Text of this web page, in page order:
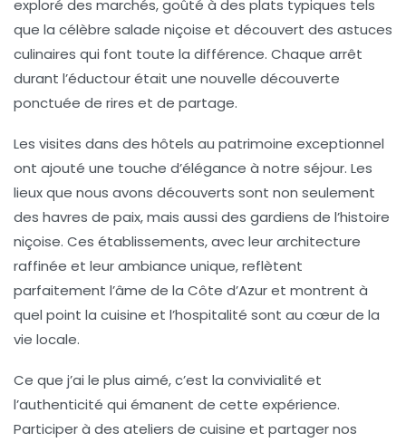
exploré des marchés, goûté à des plats typiques tels
que la célèbre salade niçoise et découvert des astuces
culinaires qui font toute la différence. Chaque arrêt
durant l’éductour était une nouvelle découverte
ponctuée de rires et de partage.
Les visites dans des hôtels au patrimoine exceptionnel
ont ajouté une touche d’élégance à notre séjour. Les
lieux que nous avons découverts sont non seulement
des havres de paix, mais aussi des gardiens de l’histoire
niçoise. Ces établissements, avec leur architecture
raffinée et leur ambiance unique, reflètent
parfaitement l’âme de la Côte d’Azuret montrent à
quel point la cuisine et l’hospitalité sont au cœur de la
vie locale.
Ce que j’ai le plus aimé, c’est la convivialité et
l’authenticité qui émanent de cette expérience.
Participer à des ateliers de cuisine et partager nos